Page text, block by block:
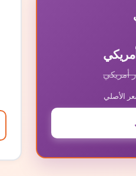
أمريكي
الأصلي